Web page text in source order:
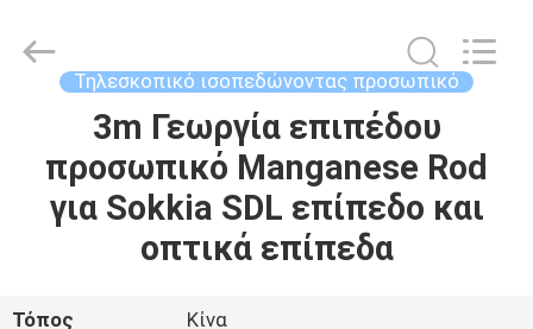
ΠΡΟΪΌΝΤΑ
ΕΜΕΊΣ
Instrument
Co.,Ltd.
Τηλεσκοπικό ισοπεδώνοντας προσωπικό
3m Γεωργία επιπέδου
προσωπικό Manganese Rod
για Sokkia SDL επίπεδο και
οπτικά επίπεδα
Τόπος
Κίνα